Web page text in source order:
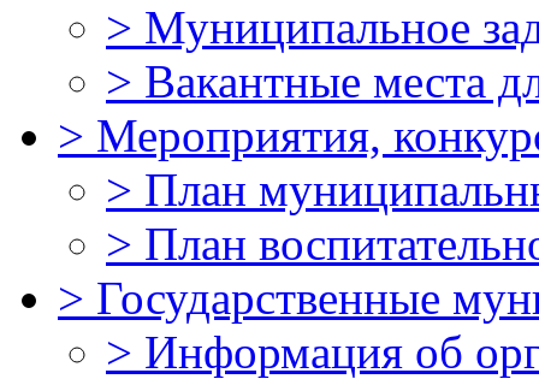
> Муниципальное
> Вакантные места
> Мероприятия,
> План
> План
> Государственные
> Информация об